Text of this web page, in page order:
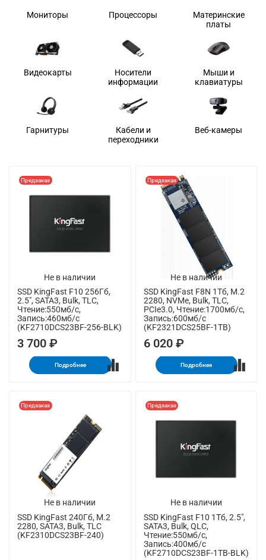
Мониторы Процессоры
Материнские
платы
Видеокарты
Носители
информации
Мыши и
клавиатуры
Гарнитуры
Кабели и
переходники
Веб-камеры
Не в наличии
Предзаказ
SSD KingFast F10 256Гб,
2.5", SATA3, Bulk, TLC,
Чтение:550мб/с,
Запись:460мб/с
(KF2710DCS23BF-256-BLK)
3 700 ₽
Подробнее
Не в наличии
Предзаказ
SSD KingFast F8N 1Тб, M.2
2280, NVMe, Bulk, TLC,
PCIe3.0, Чтение:1700мб/с,
Запись:600мб/с
(KF2321DCS25BF-1TB)
6 020 ₽
Подробнее
Не в наличии
Предзаказ
SSD KingFast 240Гб, M.2
2280, SATA3, Bulk, TLC
(KF2310DCS23BF-240)
Не в наличии
Предзаказ
SSD KingFast F10 1Тб, 2.5",
SATA3, Bulk, QLC,
Чтение:550мб/с,
Запись:400мб/с
(KF2710DCS23BF-1TB-BLK)